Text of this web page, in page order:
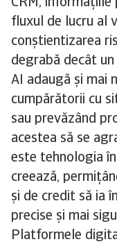
CRM,
fluxul de lucru al
conștientizarea
degrabă decât
AI adaugă și mai
cumpărătorii cu
sau prevăzând
acestea să se
este tehnologia
creează,
și de credit să ia
precise și mai
Platformele